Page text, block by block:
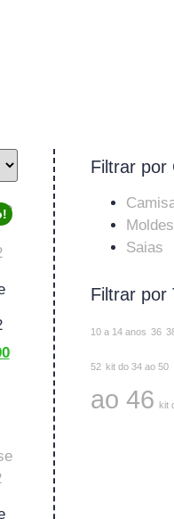
Filtrar por
Saias
Filtrar por
10 a 14 anos 36
52 kit do 34 ao 50
ao 46 kit